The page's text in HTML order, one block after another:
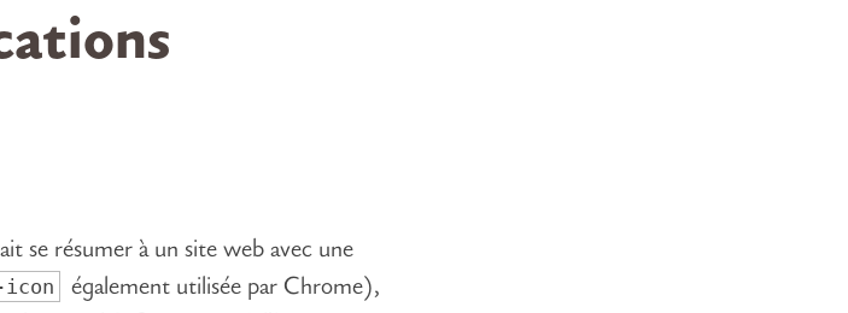
se résumer à un site web avec une
icon
également utilisée par Chrome),